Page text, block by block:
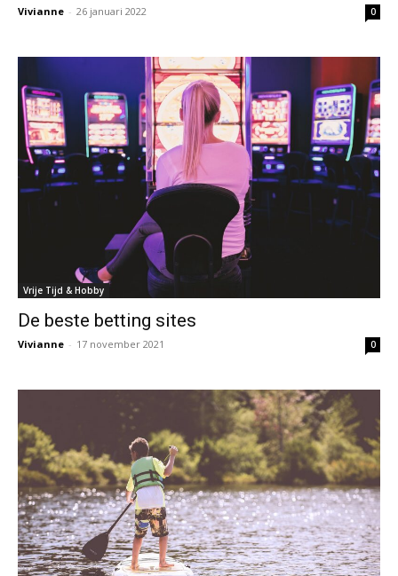
Vivianne - 26 januari 2022 0
Vrije Tijd & Hobby
De beste betting sites
Vivianne - 17 november 2021 0